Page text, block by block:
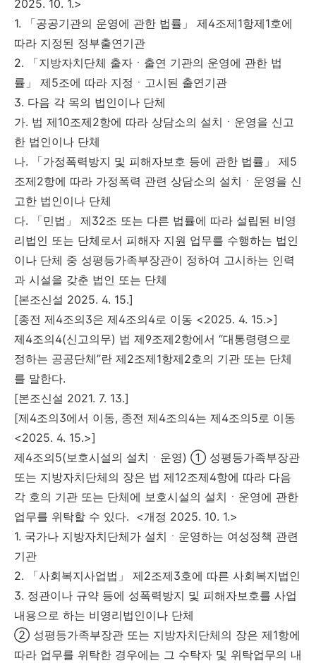
2025. 10. 1.>
1. 「공공기관의 운영에 관한 법률」 제4조제1항제1호에
따라 지정된 정부출연기관
2. 「지방자치단체 출자ㆍ출연 기관의 운영에 관한 법
률」 제5조에 따라 지정ㆍ고시된 출연기관
3. 다음 각 목의 법인이나 단체
가. 법 제10조제2항에 따라 상담소의 설치ㆍ운영을 신고
한 법인이나 단체
나. 「가정폭력방지 및 피해자보호 등에 관한 법률」 제5
조제2항에 따라 가정폭력 관련 상담소의 설치ㆍ운영을 신
고한 법인이나 단체
다. 「민법」 제32조 또는 다른 법률에 따라 설립된 비영
리법인 또는 단체로서 피해자 지원 업무를 수행하는 법인
이나 단체 중 성평등가족부장관이 정하여 고시하는 인력
과 시설을 갖춘 법인 또는 단체
[본조신설 2025. 4. 15.]
[종전 제4조의3은 제4조의4로 이동 <2025. 4. 15.>]
제4조의4(신고의무) 법 제9조제2항에서 “대통령령으로
정하는 공공단체”란 제2조제1항제2호의 기관 또는 단체
를 말한다.
[본조신설 2021. 7. 13.]
[제4조의3에서 이동, 종전 제4조의4는 제4조의5로 이동
<2025. 4. 15.>]
제4조의5(보호시설의 설치ㆍ운영) ① 성평등가족부장관
또는 지방자치단체의 장은 법 제12조제4항에 따라 다음
각 호의 기관 또는 단체에 보호시설의 설치ㆍ운영에 관한
업무를 위탁할 수 있다. <개정 2025. 10. 1.>
1. 국가나 지방자치단체가 설치ㆍ운영하는 여성정책 관련
기관
2. 「사회복지사업법」 제2조제3호에 따른 사회복지법인
3. 정관이나 규약 등에 성폭력방지 및 피해자보호를 사업
내용으로 하는 비영리법인이나 단체
② 성평등가족부장관 또는 지방자치단체의 장은 제1항에
따라 업무를 위탁한 경우에는 그 수탁자 및 위탁업무의 내